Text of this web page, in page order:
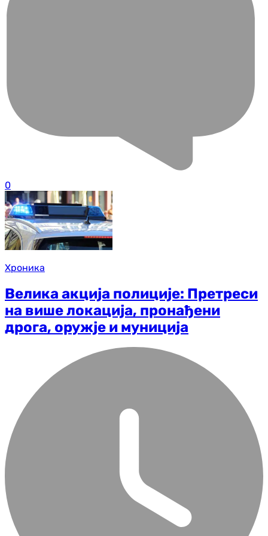
0
Хроника
Велика акција полиције: Претреси
на више локација, пронађени
дрога, оружје и муниција